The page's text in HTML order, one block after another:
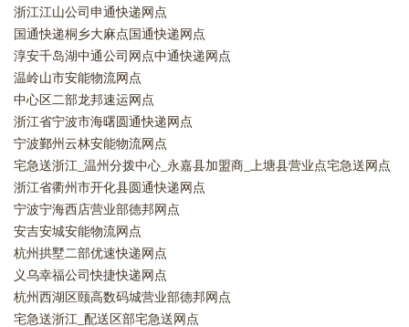
浙江江山公司申通快递网点
国通快递桐乡大麻点国通快递网点
淳安千岛湖中通公司网点中通快递网点
温岭山市安能物流网点
中心区二部龙邦速运网点
浙江省宁波市海曙圆通快递网点
宁波鄞州云林安能物流网点
宅急送浙江_温州分拨中心_永嘉县加盟商_上塘县营业点宅急送网点
浙江省衢州市开化县圆通快递网点
宁波宁海西店营业部德邦网点
安吉安城安能物流网点
杭州拱墅二部优速快递网点
义乌幸福公司快捷快递网点
杭州西湖区颐高数码城营业部德邦网点
宅急送浙江_配送区部宅急送网点